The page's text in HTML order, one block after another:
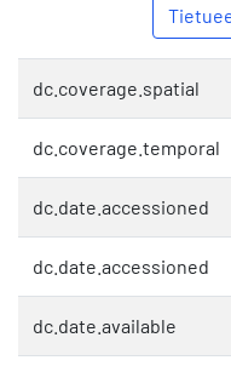
dc.coverage.spatial
dc.coverage.temporal
dc.date.accessioned
dc.date.accessioned
dc.date.available